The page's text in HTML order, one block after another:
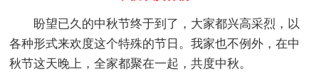
盼望已久的中秋节终于到了，大家都兴高采烈，以
各种形式来欢度这个特殊的节日。我家也不例外，在中
秋节这天晚上，全家都聚在一起，共度中秋。